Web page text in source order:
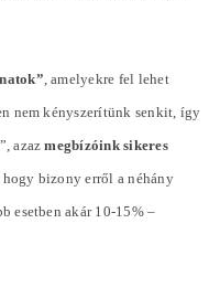
, amelyekre fel lehet
nem kényszerítünk senkit, így
azazmegbízóink sikeres
, hogy bizony erről a néhány
esetben akár 10-15% –